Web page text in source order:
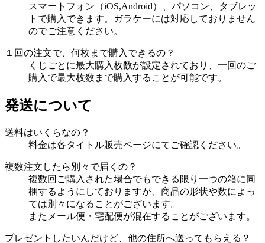
スマートフォン（iOS,Android）、パソコン、タブレッ
トで購入できます。ガラケーには対応しておりません
のでご注意ください。
１回の注文で、何枚まで購入できるの？
くじごとに最大購入枚数が設定されており、一回のご
購入で最大枚数まで購入することが可能です。
発送について
送料はいくらなの？
料金は各タイトル販売ページにてご確認ください。
複数注文したら別々で届くの？
複数回ご購入された場合でもできる限り一つの箱に同
梱するようにしておりますが、商品の形状や数によっ
ては別々になることがございます。
またメール便・宅配便が混在することがございます。
プレゼントしたいんだけど、他の住所へ送ってもらえる？